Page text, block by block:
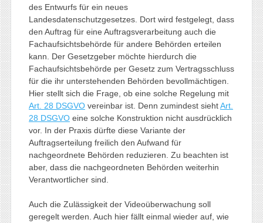
des Entwurfs für ein neues
Landesdatenschutzgesetzes. Dort wird festgelegt, dass
den Auftrag für eine Auftragsverarbeitung auch die
Fachaufsichtsbehörde für andere Behörden erteilen
kann. Der Gesetzgeber möchte hierdurch die
Fachaufsichtsbehörde per Gesetz zum Vertragsschluss
für die ihr unterstehenden Behörden bevollmächtigen.
Hier stellt sich die Frage, ob eine solche Regelung mit
Art. 28 DSGVOvereinbar ist. Denn zumindest siehtArt.
28 DSGVOeine solche Konstruktion nicht ausdrücklich
vor. In der Praxis dürfte diese Variante der
Auftragserteilung freilich den Aufwand für
nachgeordnete Behörden reduzieren. Zu beachten ist
aber, dass die nachgeordneten Behörden weiterhin
Verantwortlicher sind.
Auch die Zulässigkeit der Videoüberwachung soll
geregelt werden. Auch hier fällt einmal wieder auf, wie